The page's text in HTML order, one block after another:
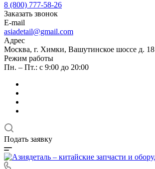
8 (800) 777-58-26
Заказать звонок
E-mail
asiadetail@gmail.com
Адрес
Москва, г. Химки, Вашутинское шоссе д. 18
Режим работы
Пн. – Пт.: с 9:00 до 20:00
Подать заявку